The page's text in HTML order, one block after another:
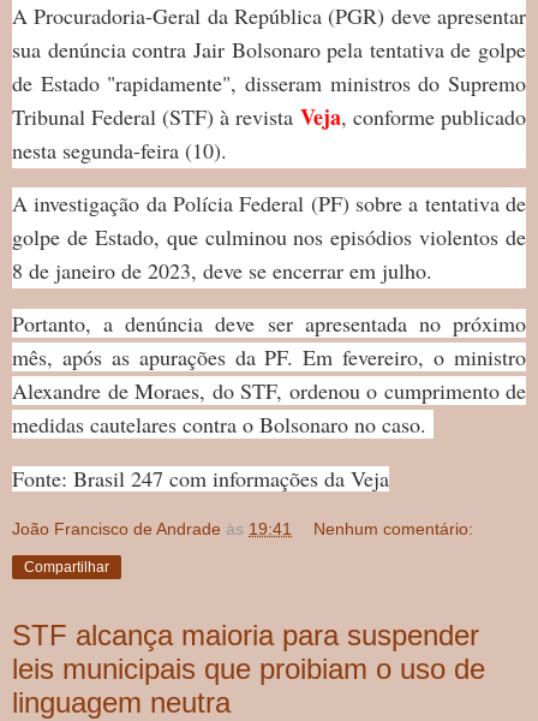
A Procuradoria-Geral da República (PGR) deve apresentar
sua denúncia contra Jair Bolsonaro pela tentativa de golpe
de Estado "rapidamente", disseram ministros do Supremo
Tribunal Federal (STF) à revista Veja, conforme publicado
nesta segunda-feira (10).
A investigação da Polícia Federal (PF) sobre a tentativa de
golpe de Estado, que culminou nos episódios violentos de
8 de janeiro de 2023, deve se encerrar em julho.
Portanto, a denúncia deve ser apresentada no próximo
mês, após as apurações da PF. Em fevereiro, o ministro
Alexandre de Moraes, do STF, ordenou o cumprimento de
medidas cautelares contra o Bolsonaro no caso.
Fonte: Brasil 247 com informações da Veja
João Francisco de Andrade às 19:41 Nenhum comentário:
Compartilhar
STF alcança maioria para suspender
leis municipais que proibiam o uso de
linguagem neutra